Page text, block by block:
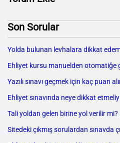
Son Sorular
Yolda bulunan levhalara dikkat
Ehliyet kursu manuelden otomatiğe
Yazılı sınavı geçmek için kaç puan
Ehliyet sınavında neye dikkat
Tali yoldan gelen birine yol verilir mi?
Sitedeki çıkmış sorulardan sınavda